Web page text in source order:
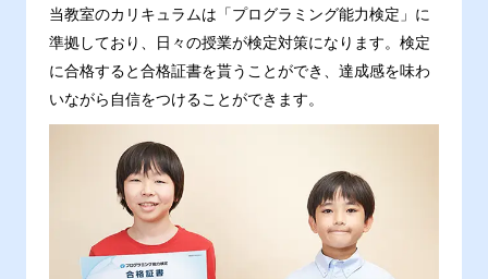
当教室のカリキュラムは「プログラミング能力検定」に
準拠しており、日々の授業が検定対策になります。検定
に合格すると合格証書を貰うことができ、達成感を味わ
いながら自信をつけることができます。